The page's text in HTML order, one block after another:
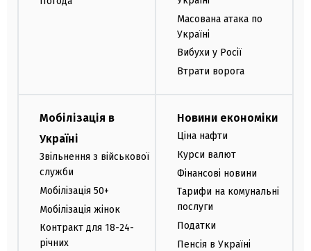
Масована атака по
Україні
Вибухи у Росії
Втрати ворога
Мобілізація в
Україні
Звільнення з військової
служби
Мобілізація 50+
Мобілізація жінок
Контракт для 18-24-
річних
Новини економіки
Ціна нафти
Курси валют
Фінансові новини
Тарифи на комунальні
послуги
Податки
Пенсія в Україні